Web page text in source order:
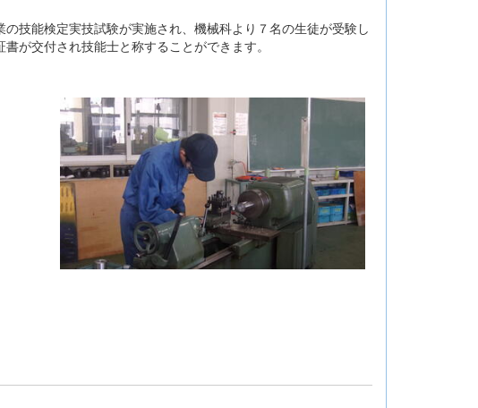
技能検定実技試験が実施され、機械科より７名の生徒が受験し
が交付され技能士と称することができます。